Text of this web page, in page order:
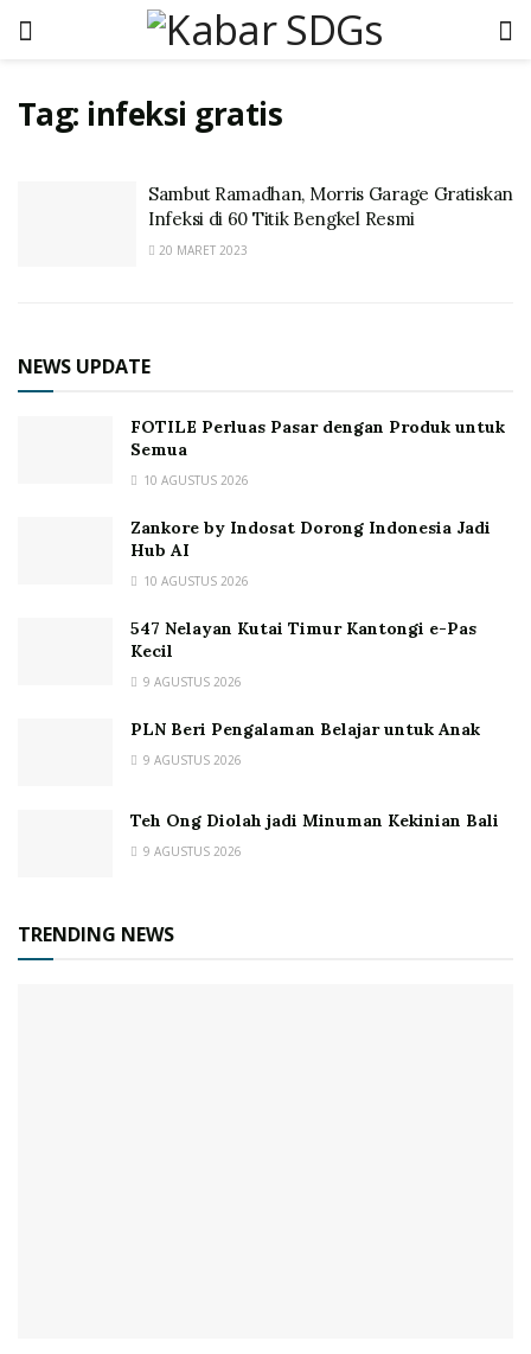
Tag: infeksi gratis
Sambut Ramadhan, Morris Garage Gratiskan
Infeksi di 60 Titik Bengkel Resmi
20 MARET 2023
NEWS UPDATE
FOTILE Perluas Pasar dengan Produk untuk
Semua
10 AGUSTUS 2026
Zankore by Indosat Dorong Indonesia Jadi
Hub AI
10 AGUSTUS 2026
547 Nelayan Kutai Timur Kantongi e-Pas
Kecil
9 AGUSTUS 2026
PLN Beri Pengalaman Belajar untuk Anak
9 AGUSTUS 2026
Teh Ong Diolah jadi Minuman Kekinian Bali
9 AGUSTUS 2026
TRENDING NEWS